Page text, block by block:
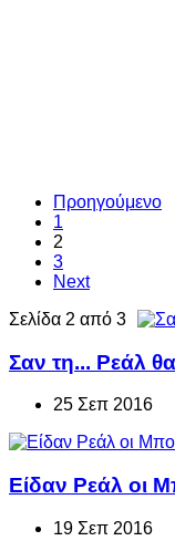
Προηγούμενο
1
2
3
Next
Σελίδα 2 από 3
Σαν τη... Ρεάλ
25 Σεπ 2016
Είδαν Ρεάλ οι
19 Σεπ 2016